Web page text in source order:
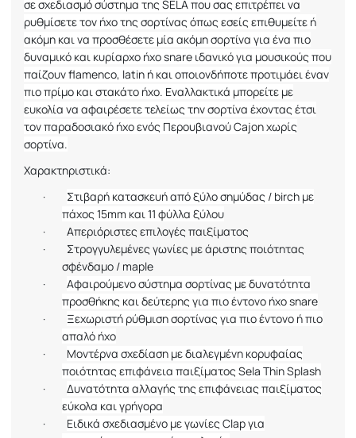
σε σχεδιασμό σύστημα της SELAπου σας επιτρέπει να
ρυθμίσετε τον ήχο της σορτίνας όπως εσείς επιθυμείτε ή
ακόμη και να προσθέσετε μία ακόμη σορτίνα για ένα πιο
δυναμικό και κυρίαρχο ήχοsnare ιδανικό για μουσικούς που
παίζουνflamenco, latin ή και οποιονδήποτε προτιμάει έναν
πιο πρίμο και στακάτο ήχο. Εναλλακτικά μπορείτε με
ευκολία να αφαιρέσετε τελείως την σορτίνα έχοντας έτσι
τον παραδοσιακό ήχο ενός ΠερουβιανούCajonχωρίς
σορτίνα.
Χαρακτηριστικά:
·
Στιβαρή κατασκευή από ξύλο σημύδας / birch με
πάχος 15mm και 11 φύλλα ξύλου
·
Απεριόριστες επιλογές παιξίματος
·
Στρογγυλεμένες γωνίες με άριστης ποιότητας
σφένδαμο / maple
·
Αφαιρούμενο σύστημα σορτίνας με δυνατότητα
προσθήκης και δεύτερης για πιο έντονο ήχοsnare
·
Ξεχωριστή ρύθμιση σορτίνας για πιο έντονο ή πιο
απαλό ήχο
·
Μοντέρνα σχεδίαση με διαλεγμένη κορυφαίας
ποιότητας επιφάνεια παιξίματος Sela ThinSplash
·
Δυνατότητα αλλαγής της επιφάνειας παιξίματος
εύκολα και γρήγορα
·
Ειδικά σχεδιασμένο με γωνίες Clapγια